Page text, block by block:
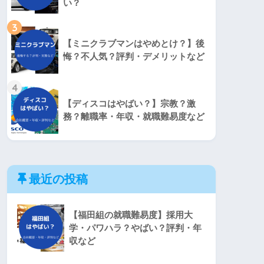
い？
3
【ミニクラブマンはやめとけ？】後
悔？不人気？評判・デメリットなど
4
【ディスコはやばい？】宗教？激
務？離職率・年収・就職難易度など
最近の投稿
【福田組の就職難易度】採用大
学・パワハラ？やばい？評判・年
収など